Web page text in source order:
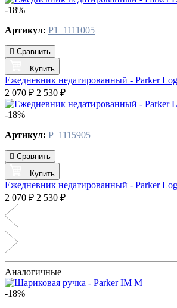
-18%
Артикул: P1_1111005
Сравнить
Купить
Ежедневник недатированный - Parker
2 070 ₽ 2 530 ₽
-18%
Артикул: P_1115905
Сравнить
Купить
Ежедневник недатированный - Parker
2 070 ₽ 2 530 ₽
Аналогичные
-18%